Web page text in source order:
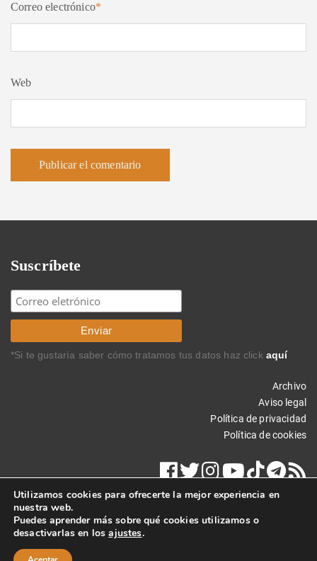
Correo electrónico*
Web
Suscríbete
*Si te gustaría saber cómo tratamos tus datos haz click aquí
Archivo
Aviso legal
Política de privacidad
Política de cookies
Copyright © 2017 Carlos Rodríguez Braun. Todos los derechos
reservados.
Utilizamos cookies para ofrecerte la mejor experiencia en
nuestra web.
Puedes aprender más sobre qué cookies utilizamos o
desactivarlas en losajustes.